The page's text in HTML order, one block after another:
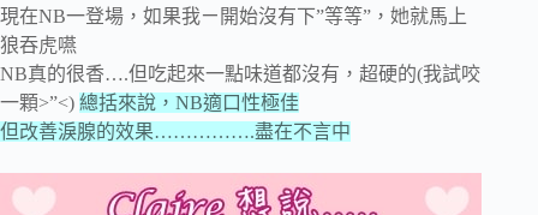
現在NB一登場，如果我ㄧ開始沒有下”等等”，她就馬上
狼吞虎嚥
NB真的很香….但吃起來一點味道都沒有，超硬的(我試咬
一顆>”<) 總括來說，NB適口性極佳
但改善淚腺的效果…………….盡在不言中